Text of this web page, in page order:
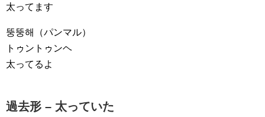
太ってます
뚱뚱해
（パンマル）
トゥントゥンヘ
太ってるよ
過去形 – 太っていた